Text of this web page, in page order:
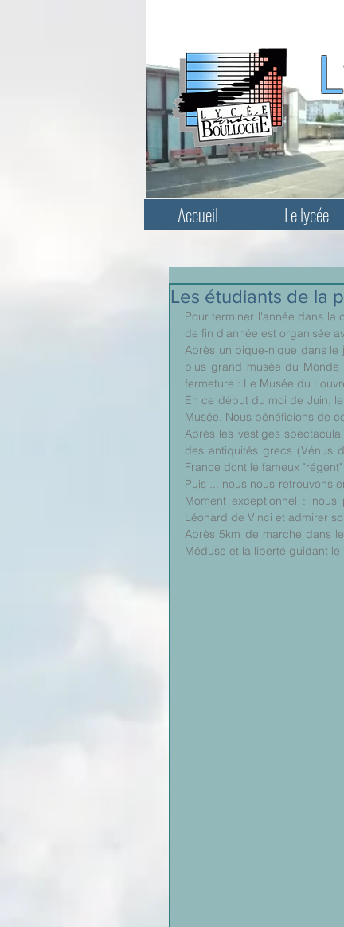
Accueil Le lycée
Les étudiants de la
Pour terminer l'année dans la
de fin d'année est organisée
Après un pique-nique dans le
plus grand musée du
fermeture : Le Musée du
En ce début du moi de Juin,
Musée. Nous bénéficions de
Après les vestiges
des antiquités grecs (Vénus
France dont le fameux
Puis ... nous nous retrouvons
Moment exceptionnel :
Léonard de Vinci et admirer
Après 5km de marche dans
Méduse et la liberté guidant